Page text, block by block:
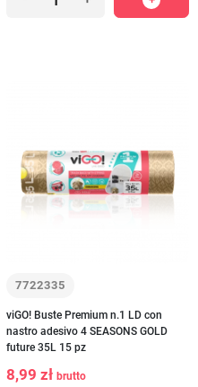
7722335
viGO! Buste Premium n.1 LD con
nastro adesivo 4 SEASONS GOLD
future 35L 15 pz
8,99 zł brutto